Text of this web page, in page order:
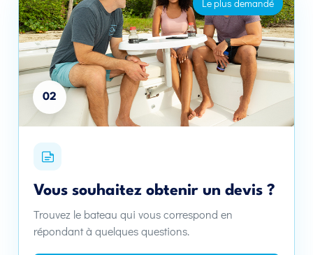
02
Le plus demandé
Vous souhaitez obtenir un devis ?
Trouvez le bateau qui vous correspond en
répondant à quelques questions.